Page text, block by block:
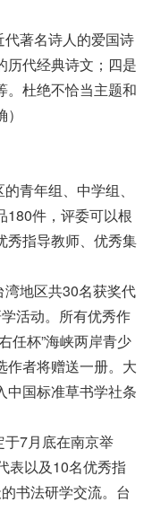
著名诗人的爱国诗
历代经典诗文；四是
。杜绝不恰当主题和
青年组、中学组、
180件，评委可以根
秀指导教师、优秀集
地区共30名获奖代
活动。所有优秀作
任杯”海峡两岸青少
作者将赠送一册。大
中国标准草书学社条
7月底在南京举
表以及10名优秀指
书法研学交流。台